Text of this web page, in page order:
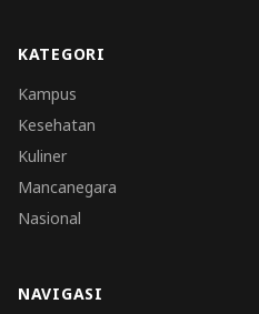
KATEGORI
Kampus
Kesehatan
Kuliner
Mancanegara
Nasional
NAVIGASI